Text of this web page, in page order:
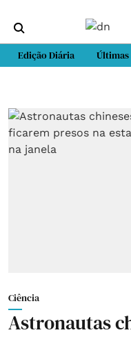
Edição Diária Últimas
Ciência
Astronautas